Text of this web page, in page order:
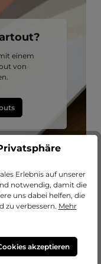
einem
von
Erlebnis auf unserer
notwendig, damit die
uns dabei helfen, die
zu verbessern. Mehr
akzeptieren